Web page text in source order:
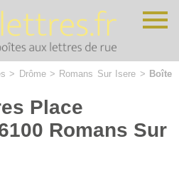
> Drôme> Romans Sur Isere > Boîte
Place
Romans Sur